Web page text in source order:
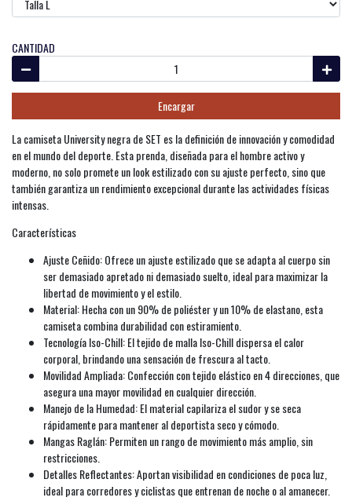
CANTIDAD
Encargar
La camiseta University negra de SET es la definición de innovación y comodidad
en el mundo del deporte. Esta prenda, diseñada para el hombre activo y
moderno, no solo promete un look estilizado con su ajuste perfecto, sino que
también garantiza un rendimiento excepcional durante las actividades físicas
intensas.
Características
Ajuste Ceñido: Ofrece un ajuste estilizado que se adapta al cuerpo sin
ser demasiado apretado ni demasiado suelto, ideal para maximizar la
libertad de movimiento y el estilo.
Material: Hecha con un 90% de poliéster y un 10% de elastano, esta
camiseta combina durabilidad con estiramiento.
Tecnología Iso-Chill: El tejido de malla Iso-Chill dispersa el calor
corporal, brindando una sensación de frescura al tacto.
Movilidad Ampliada: Confección con tejido elástico en 4 direcciones, que
asegura una mayor movilidad en cualquier dirección.
Manejo de la Humedad: El material capilariza el sudor y se seca
rápidamente para mantener al deportista seco y cómodo.
Mangas Raglán: Permiten un rango de movimiento más amplio, sin
restricciones.
Detalles Reflectantes: Aportan visibilidad en condiciones de poca luz,
ideal para corredores y ciclistas que entrenan de noche o al amanecer.